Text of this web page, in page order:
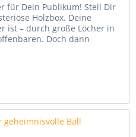
für Dein Publikum! Stell Dir
Holzbox. Deine
ist – durch große Löcher in
Doch dann